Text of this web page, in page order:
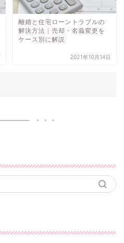
離婚と住宅ローントラブルの
解決方法｜売却・名義変更を
ケース別に解説
2021年10月14日